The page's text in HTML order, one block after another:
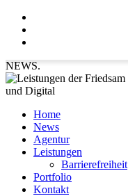
NEWS.
Home
News
Agentur
Leistungen
Barrierefreiheit
Portfolio
Kontakt